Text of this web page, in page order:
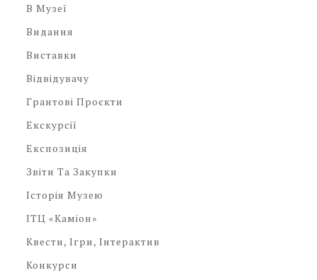
В Музеї
Видання
Виставки
Відвідувачу
Грантові Проєкти
Екскурсії
Експозиція
Звіти Та Закупки
Історія Музею
ІТЦ «Каміон»
Квести, Ігри, Інтерактив
Конкурси